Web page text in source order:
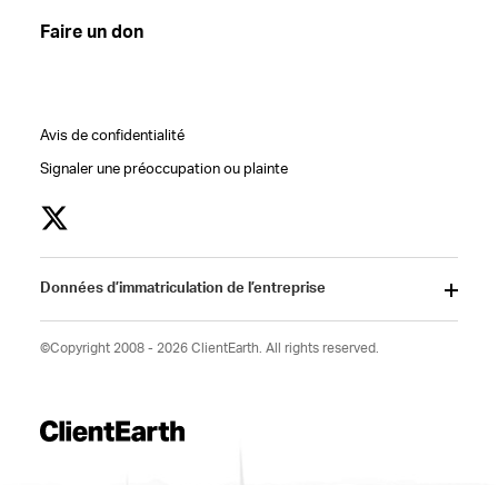
Faire un don
Avis de confidentialité
Signaler une préoccupation ou plainte
Données d’immatriculation de l’entreprise
©Copyright 2008 - 2026 ClientEarth. All rights reserved.